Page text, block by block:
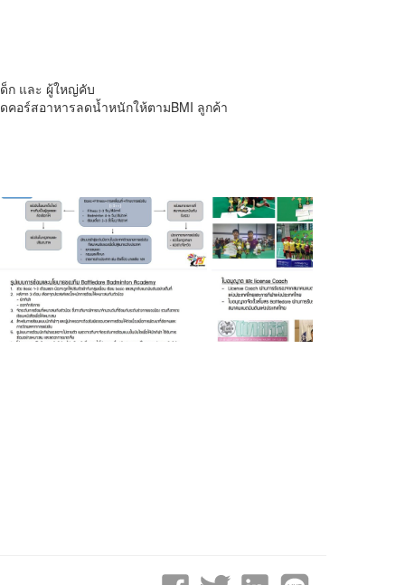
ก และ ผู้ใหญ่คับ
คอร์สอาหารลดน้ำหนักให้ตามBMI ลูกค้า